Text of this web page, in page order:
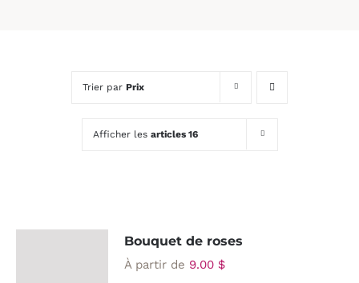
Trier par Prix
Afficher les articles 16
Bouquet de roses
À partir de 9.00 $